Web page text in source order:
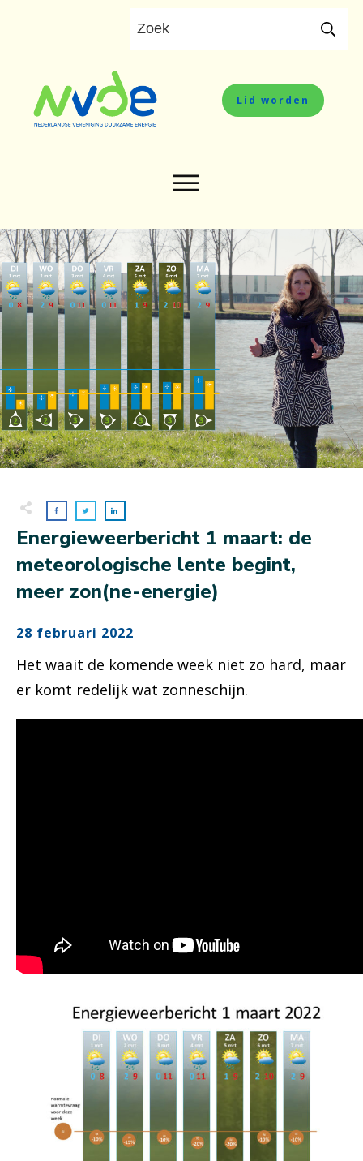
Lid worden
Energieweerbericht 1 maart: de
meteorologische lente begint,
meer zon(ne-energie)
28 februari 2022
Het waait de komende week niet zo hard, maar
er komt redelijk wat zonneschijn.